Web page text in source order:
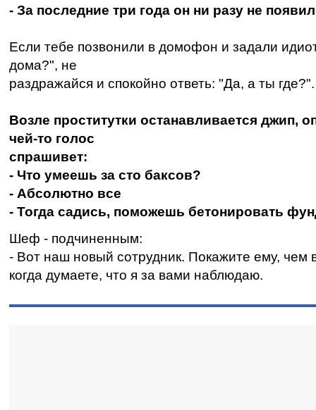
- За последние три года он ни разу не
Если тебе позвонили в домофон и задали
дома?", не
раздражайся и спокойно ответь: "Да, а ты где?".
Возле проститутки останавливается джип,
чей-то голос
спрашивет:
- Что умеешь за сто баксов?
- Абсолютно все
- Тогда садись, поможешь бетонировать
Шеф - подчиненным:
- Вот наш новый сотрудник. Покажите ему, чем
когда думаете, что я за вами наблюдаю.